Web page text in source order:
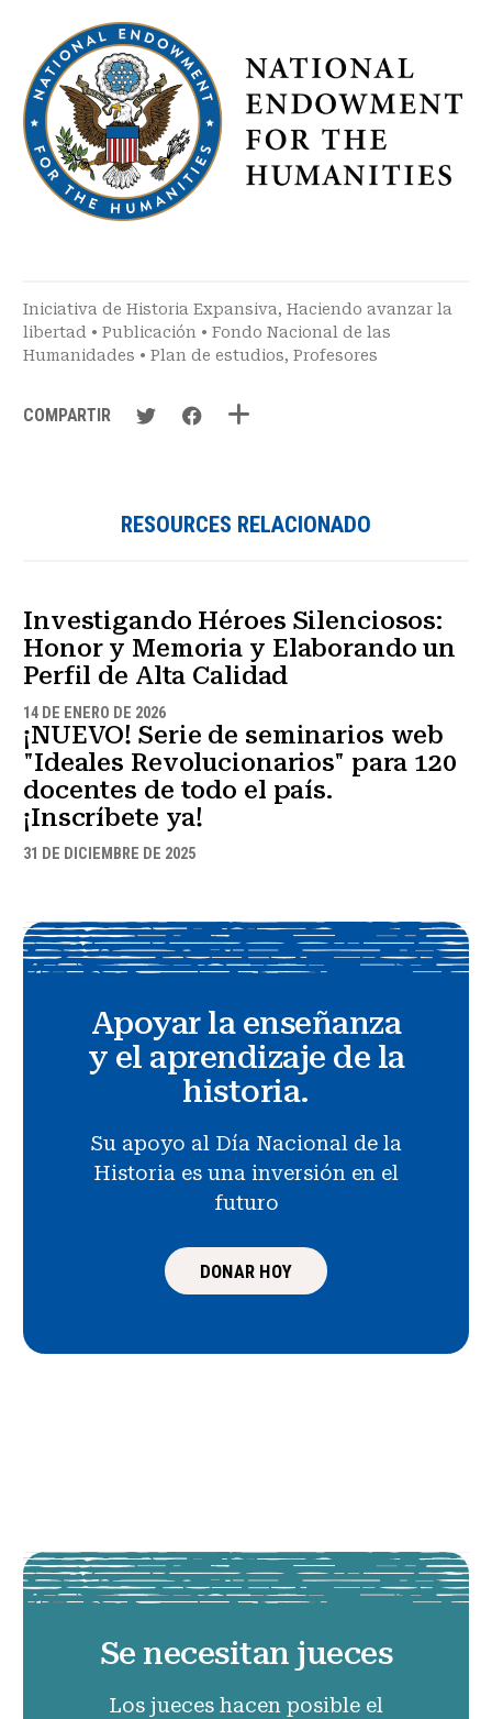
Iniciativa de Historia Expansiva, Haciendo avanzar la
libertad • Publicación • Fondo Nacional de las
Humanidades • Plan de estudios, Profesores
COMPARTIR
RESOURCES RELACIONADO
Investigando Héroes Silenciosos:
Honor y Memoria y Elaborando un
Perfil de Alta Calidad
14 DE ENERO DE 2026
¡NUEVO! Serie de seminarios web
"Ideales Revolucionarios" para 120
docentes de todo el país.
¡Inscríbete ya!
31 DE DICIEMBRE DE 2025
Apoyar la enseñanza
y el aprendizaje de la
historia.
Su apoyo al Día Nacional de la
Historia es una inversión en el
futuro
DONAR HOY
Se necesitan jueces
Los jueces hacen posible el